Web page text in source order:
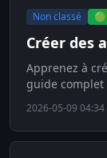
Non classé
Créer des
Apprenez à
guide complet
2026-05-09 04:34